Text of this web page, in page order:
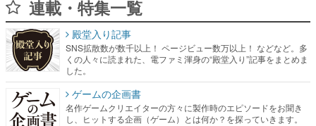
連載・特集一覧
殿堂入り記事
SNS拡散数が数千以上！ ページビュー数万以上！ などなど。多
くの人々に読まれた、電ファミ渾身の“殿堂入り”記事をまとめま
した。
ゲームの企画書
名作ゲームクリエイターの方々に製作時のエピソードをお聞き
し、ヒットする企画（ゲーム）とは何か？を探っていきます。